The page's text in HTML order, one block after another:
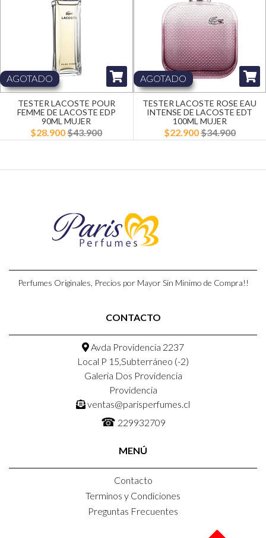
AGOTADO
TESTER LACOSTE POUR
FEMME DE LACOSTE EDP
90ML MUJER
$28.900$43.900
AGOTADO
TESTER LACOSTE ROSE EAU
INTENSE DE LACOSTE EDT
100ML MUJER
$22.900$34.900
Perfumes Originales, Precios por Mayor Sin Minimo de Compra!!
CONTACTO
Avda Providencia 2237
Local P 15,Subterráneo (-2)
Galeria Dos Providencia
Providencia
ventas@parisperfumes.cl
☎ 229932709
MENÚ
Contacto
Terminos y Condiciones
Preguntas Frecuentes